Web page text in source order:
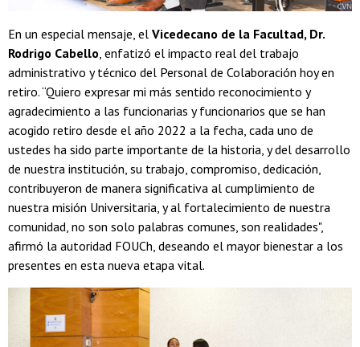
En un especial mensaje, el Vicedecano de la Facultad, Dr.
Rodrigo Cabello, enfatizó el impacto real del trabajo
administrativo y técnico del Personal de Colaboración hoy en
retiro. “Quiero expresar mi más sentido reconocimiento y
agradecimiento a las funcionarias y funcionarios que se han
acogido retiro desde el año 2022 a la fecha, cada uno de
ustedes ha sido parte importante de la historia, y del desarrollo
de nuestra institución, su trabajo, compromiso, dedicación,
contribuyeron de manera significativa al cumplimiento de
nuestra misión Universitaria, y al fortalecimiento de nuestra
comunidad, no son solo palabras comunes, son realidades",
afirmó la autoridad FOUCh, deseando el mayor bienestar a los
presentes en esta nueva etapa vital.